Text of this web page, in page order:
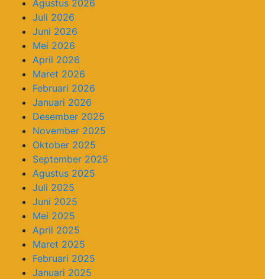
Agustus 2026
Juli 2026
Juni 2026
Mei 2026
April 2026
Maret 2026
Februari 2026
Januari 2026
Desember 2025
November 2025
Oktober 2025
September 2025
Agustus 2025
Juli 2025
Juni 2025
Mei 2025
April 2025
Maret 2025
Februari 2025
Januari 2025